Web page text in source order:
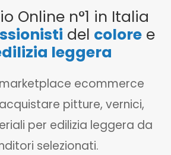
Online n°1 in Italia
del colore e
leggera
marketplace ecommerce
pitture, vernici,
per edilizia leggera da
selezionati.